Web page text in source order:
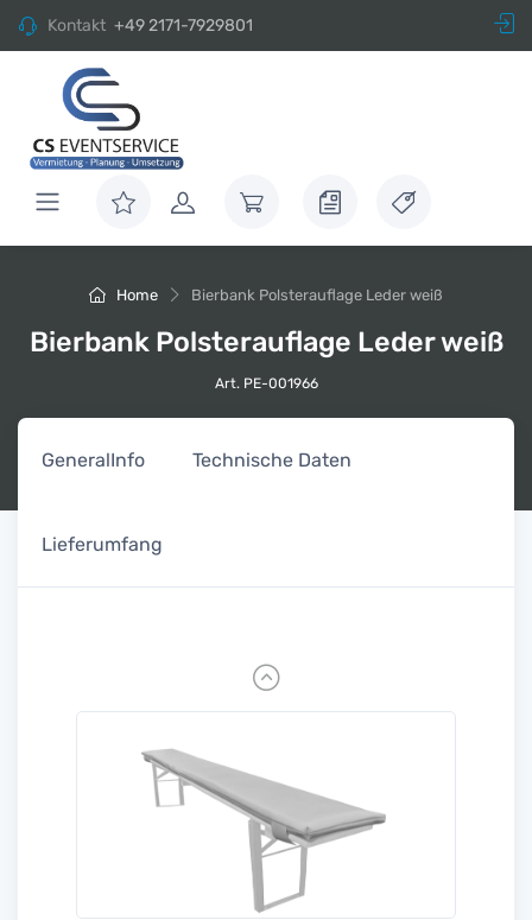
Kontakt +49 2171-7929801
Home Bierbank Polsterauflage Leder weiß
Bierbank Polsterauflage Leder weiß
Art. PE-001966
GeneralInfo Technische Daten
Lieferumfang
Previous